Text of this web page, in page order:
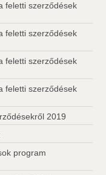
feletti szerződések
feletti szerződések
feletti szerződések
feletti szerződések
2019
program